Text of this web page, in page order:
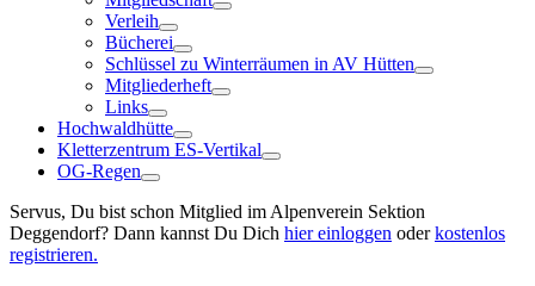
Verleih
Bücherei
Schlüssel zu Winterräumen in AV Hütten
Mitgliederheft
Links
Hochwaldhütte
Kletterzentrum ES-Vertikal
OG-Regen
Servus, Du bist schon Mitglied im Alpenverein Sektion
Deggendorf? Dann kannst Du Dich hier einloggen oderkostenlos
registrieren.